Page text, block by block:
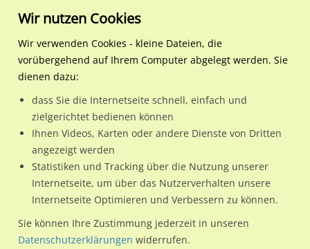
Regionale Plakatwerbung Niedersachsen
Göttingen, Stadt
Maschmühlenweg 54 li
Maschmühlenweg 54 li
Nutze günstige Werbemöglichkeiten am Standort
Maschmühlenweg 54 liim Ortsteil Hagenberg)in Göttingen,
Stadt.
Wir erheben für jede unserer Werbeflächen individuelle und
Wir nutzen Cookies
Wir verwenden Cookies - kleine Dateien, die
vorübergehend auf Ihrem Computer abgelegt werden. Sie
dienen dazu:
dass Sie die Internetseite schnell, einfach und
zielgerichtet bedienen können
Ihnen Videos, Karten oder andere Dienste von Dritten
angezeigt werden
Statistiken und Tracking über die Nutzung unserer
Internetseite, um über das Nutzerverhalten unsere
Internetseite Optimieren und Verbessern zu können.
Sie können Ihre Zustimmung jederzeit in unseren
Datenschutzerklärungen widerrufen.